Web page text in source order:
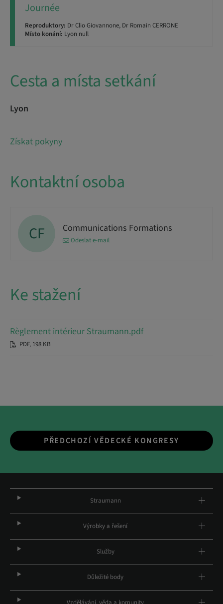
Journée
Reproduktory: Dr Clio Giovannone, Dr Romain CERRONE
Místo konání: Lyon null
Cesta a místa setkání
Lyon
Získat pokyny
Kontaktní osoba
CF Communications Formations
Odeslat e-mail
Ke stažení
Règlement intérieur Straumann.pdf
PDF, 198 KB
PŘEDCHOZÍ VĚDECKÉ KONGRESY
Straumann
Výrobky a řešení
Služby
Důležité body